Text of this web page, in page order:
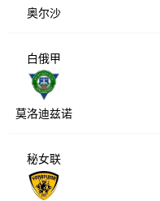
奥尔沙
白俄甲
莫洛迪兹诺
秘女联